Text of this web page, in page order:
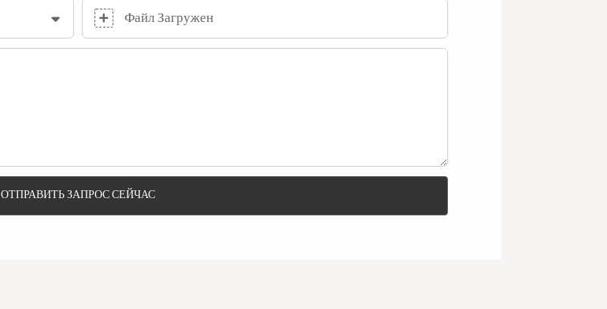
Файл Загружен
ОТПРАВИТЬ ЗАПРОС СЕЙЧАС